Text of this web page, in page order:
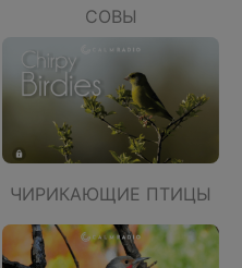
СОВЫ
ЧИРИКАЮЩИЕ ПТИЦЫ